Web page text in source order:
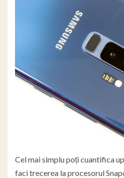
Cel mai simplu poți cuantifica
faci trecerea la procesorul